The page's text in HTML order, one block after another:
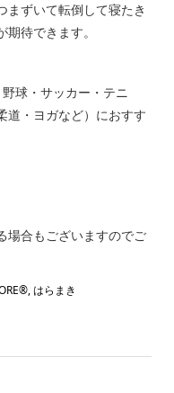
まずいて転倒して寝たき
待できます。
球・サッカー・テニ
道・ヨガなど）におすす
場合もございますのでご
,はらまき